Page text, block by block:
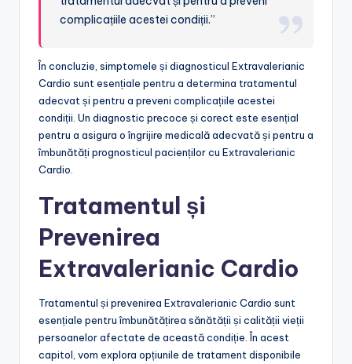
complicațiile acestei condiții.”
În concluzie, simptomele și diagnosticul Extravalerianic
Cardio sunt esențiale pentru a determina tratamentul
adecvat și pentru a preveni complicațiile acestei
condiții. Un diagnostic precoce și corect este esențial
pentru a asigura o îngrijire medicală adecvată și pentru a
îmbunătăți prognosticul pacienților cu Extravalerianic
Cardio.
Tratamentul și
Prevenirea
Extravalerianic Cardio
Tratamentul și prevenirea Extravalerianic Cardio sunt
esențiale pentru îmbunătățirea sănătății și calității vieții
persoanelor afectate de această condiție. În acest
capitol, vom explora opțiunile de tratament disponibile